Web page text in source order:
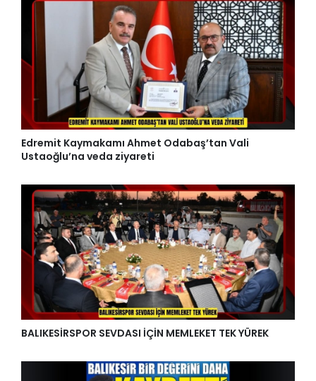
Edremit Kaymakamı Ahmet Odabaş’tan Vali
Ustaoğlu’na veda ziyareti
BALIKESİRSPOR SEVDASI İÇİN MEMLEKET TEK YÜREK